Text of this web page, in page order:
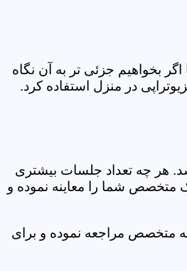
بخواهیم جزئی تر به آن نگاه
در منزل استفاده کرد.
هر چه تعداد جلسات بیشتری
متخصص شما را معاینه نموده و
متخصص مراجعه نموده و برای